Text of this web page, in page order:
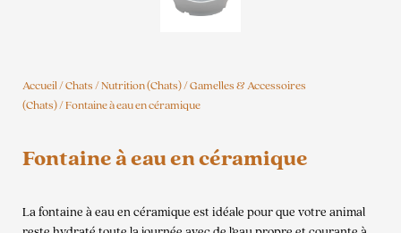
Accueil/Chats/Nutrition (Chats)/Gamelles & Accessoires
(Chats)/ Fontaine à eau en céramique
Fontaine à eau en céramique
La fontaine à eau en céramique est idéale pour que votre animal